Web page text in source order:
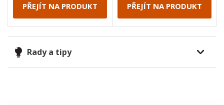
PŘEJÍT NA PRODUKT PŘEJÍT NA PRODUKT
Rady a tipy